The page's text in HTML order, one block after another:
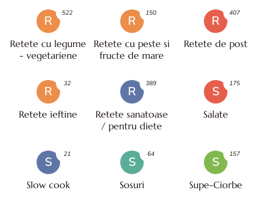
R
Retete cu legume
- vegetariene
522
R
Retete cu peste si
fructe de mare
150
R
Retete de post
407
R
Retete ieftine
32
R
Retete sanatoase
/ pentru diete
389
S
Salate
175
S
Slow cook
21
S
Sosuri
64
S
Supe-Ciorbe
157